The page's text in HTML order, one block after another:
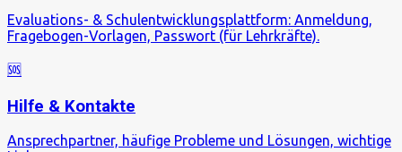
Evaluations- & Schulentwicklungsplattform: Anmeldung,
Fragebogen-Vorlagen, Passwort (für Lehrkräfte).
🆘
Hilfe & Kontakte
Ansprechpartner, häufige Probleme und Lösungen, wichtige